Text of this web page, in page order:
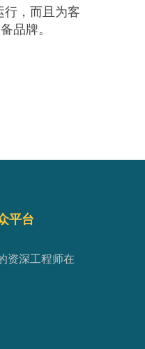
，而且为客
品牌。
平台
资深工程师在